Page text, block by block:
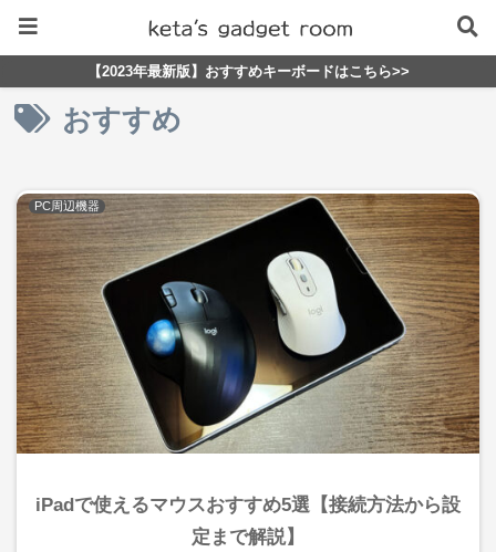
【2023年最新版】おすすめキーボードはこちら>>
おすすめ
PC周辺機器
iPadで使えるマウスおすすめ5選【接続方法から設
定まで解説】